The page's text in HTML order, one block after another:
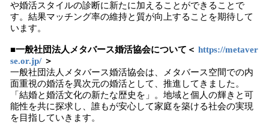
や婚活スタイルの診断に新たに加えることができることで
す。結果マッチング率の維持と質が向上することを期待して
います。
■一般社団法人メタバース婚活協会について＜ https://metaver
se.or.jp/＞
一般社団法人メタバース婚活協会は、メタバース空間での内
面重視の婚活を異次元の婚活として、推進してきました。
「結婚と婚活文化の新たな歴史を」。地域と個人の輝きと可
能性を共に探求し、誰もが安心して家庭を築ける社会の実現
を目指していきます。